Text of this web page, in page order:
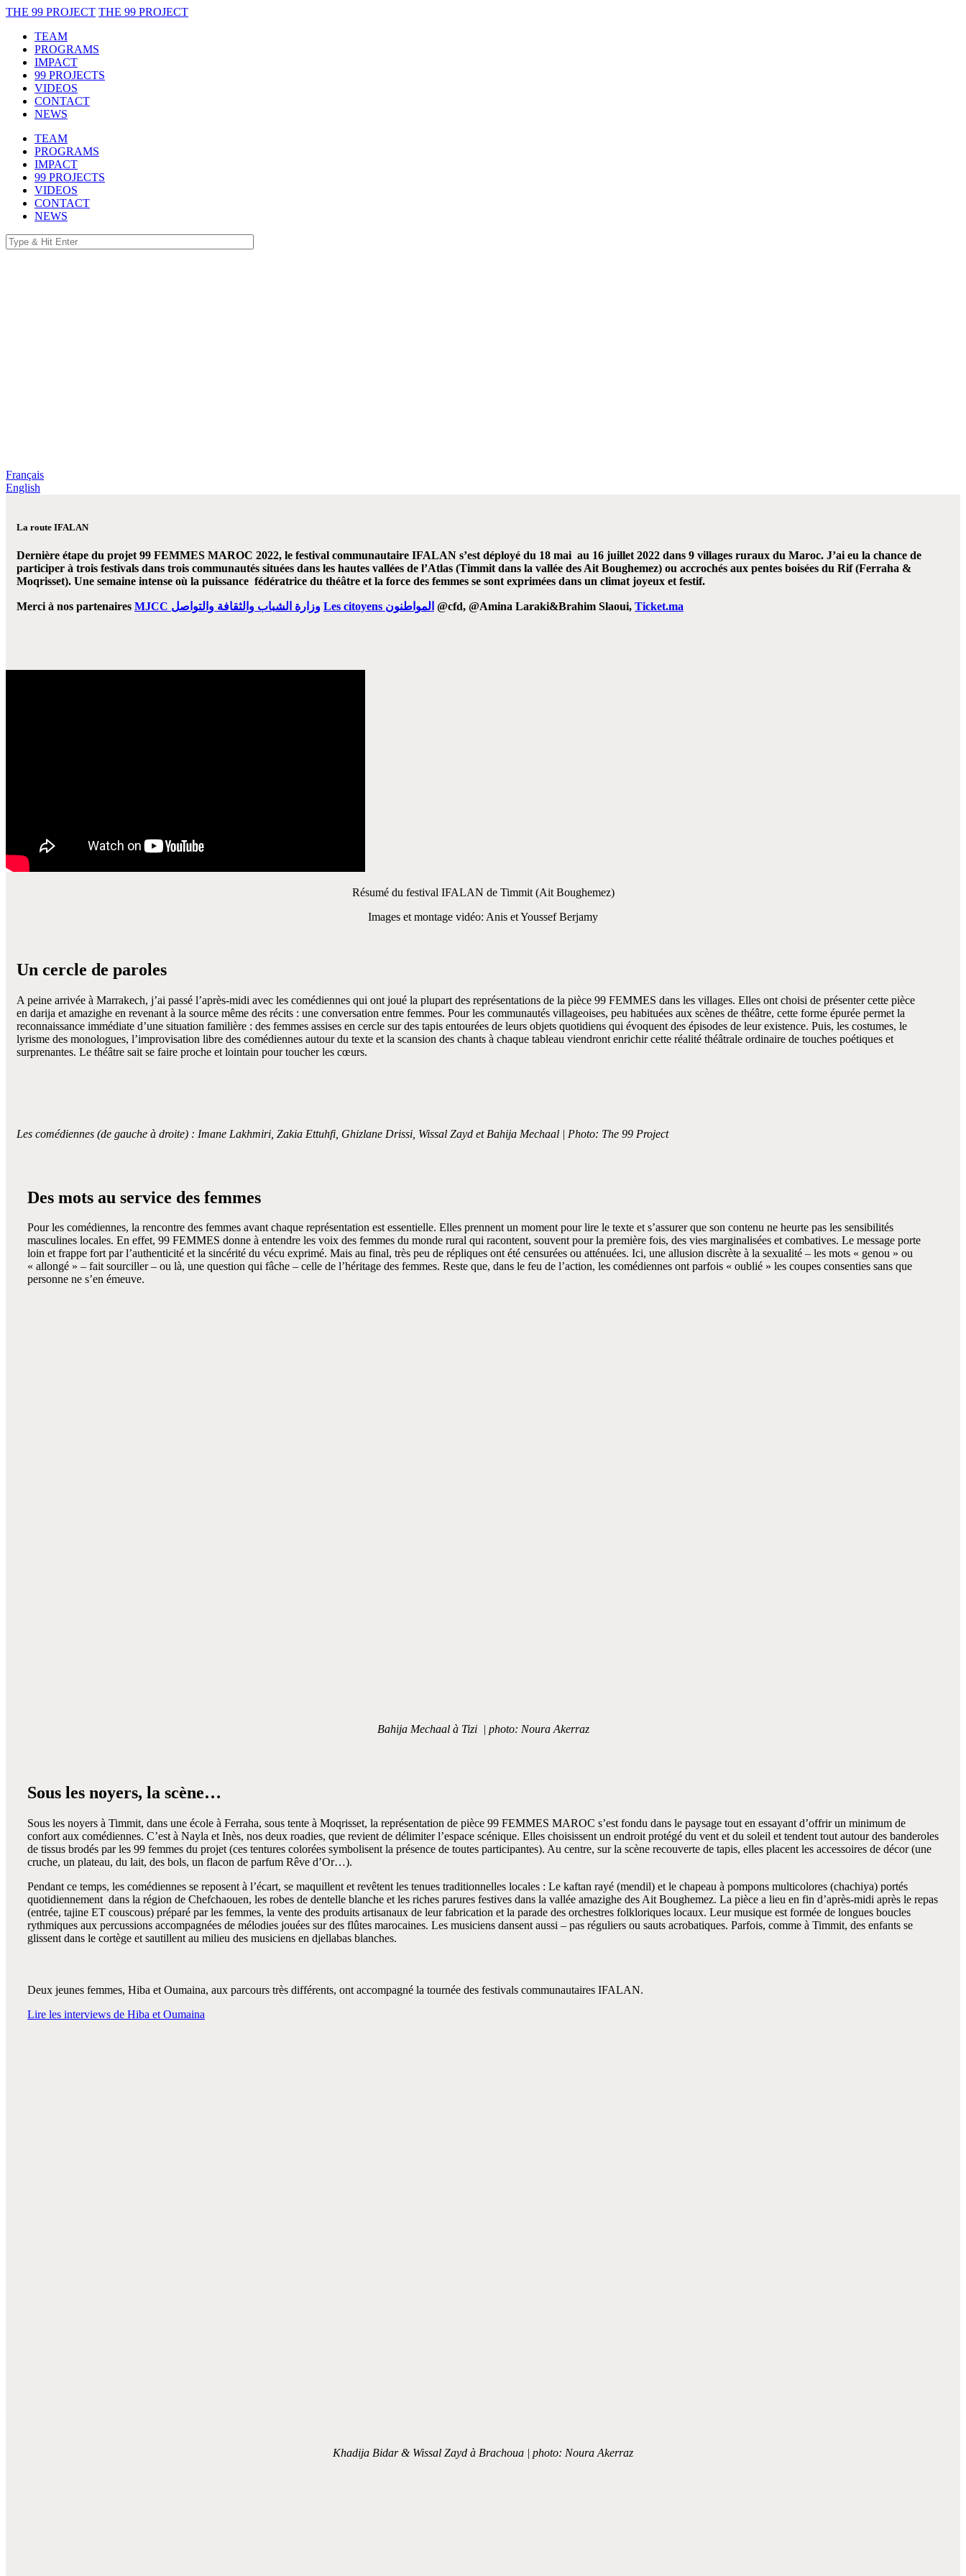
THE 99 PROJECT THE 99 PROJECT
TEAM
PROGRAMS
IMPACT
99 PROJECTS
VIDEOS
CONTACT
NEWS
TEAM
PROGRAMS
IMPACT
99 PROJECTS
VIDEOS
CONTACT
NEWS
Français
English
La route IFALAN
Dernière étape du projet 99 FEMMES MAROC 2022, le festival communautaire IFALAN s’est déployé du 18 mai au 16 juillet 2022 dans 9 villages ruraux du Maroc. J’ai eu la chance de
participer à trois festivals dans trois communautés situées dans les hautes vallées de l’Atlas (Timmit dans la vallée des Ait Boughemez) ou accrochés aux pentes boisées du Rif (Ferraha &
Moqrisset). Une semaine intense où la puissance fédératrice du théâtre et la force des femmes se sont exprimées dans un climat joyeux et festif.
Merci à nos partenaires MJCC وزارة الشباب والثقافة والتواصل Les citoyens المواطنون @cfd, @Amina Laraki&Brahim Slaoui, Ticket.ma
Résumé du festival IFALAN de Timmit (Ait Boughemez)
Images et montage vidéo: Anis et Youssef Berjamy
Un cercle de paroles
A peine arrivée à Marrakech, j’ai passé l’après-midi avec les comédiennes qui ont joué la plupart des représentations de la pièce 99 FEMMES dans les villages. Elles ont choisi de présenter cette pièce
en darija et amazighe en revenant à la source même des récits : une conversation entre femmes. Pour les communautés villageoises, peu habituées aux scènes de théâtre, cette forme épurée permet la
reconnaissance immédiate d’une situation familière : des femmes assises en cercle sur des tapis entourées de leurs objets quotidiens qui évoquent des épisodes de leur existence. Puis, les costumes, le
lyrisme des monologues, l’improvisation libre des comédiennes autour du texte et la scansion des chants à chaque tableau viendront enrichir cette réalité théâtrale ordinaire de touches poétiques et
surprenantes. Le théâtre sait se faire proche et lointain pour toucher les cœurs.
Les comédiennes (de gauche à droite) : Imane Lakhmiri, Zakia Ettuhfi, Ghizlane Drissi, Wissal Zayd et Bahija Mechaal | Photo: The 99 Project
Des mots au service des femmes
Pour les comédiennes, la rencontre des femmes avant chaque représentation est essentielle. Elles prennent un moment pour lire le texte et s’assurer que son contenu ne heurte pas les sensibilités
masculines locales. En effet, 99 FEMMES donne à entendre les voix des femmes du monde rural qui racontent, souvent pour la première fois, des vies marginalisées et combatives. Le message porte
loin et frappe fort par l’authenticité et la sincérité du vécu exprimé. Mais au final, très peu de répliques ont été censurées ou atténuées. Ici, une allusion discrète à la sexualité – les mots « genou » ou
« allongé » – fait sourciller – ou là, une question qui fâche – celle de l’héritage des femmes. Reste que, dans le feu de l’action, les comédiennes ont parfois « oublié » les coupes consenties sans que
personne ne s’en émeuve.
Bahija Mechaal à Tizi | photo: Noura Akerraz
Sous les noyers, la scène…
Sous les noyers à Timmit, dans une école à Ferraha, sous tente à Moqrisset, la représentation de pièce 99 FEMMES MAROC s’est fondu dans le paysage tout en essayant d’offrir un minimum de
confort aux comédiennes. C’est à Nayla et Inès, nos deux roadies, que revient de délimiter l’espace scénique. Elles choisissent un endroit protégé du vent et du soleil et tendent tout autour des banderoles
de tissus brodés par les 99 femmes du projet (ces tentures colorées symbolisent la présence de toutes participantes). Au centre, sur la scène recouverte de tapis, elles placent les accessoires de décor (une
cruche, un plateau, du lait, des bols, un flacon de parfum Rêve d’Or…).
Pendant ce temps, les comédiennes se reposent à l’écart, se maquillent et revêtent les tenues traditionnelles locales : Le kaftan rayé (mendil) et le chapeau à pompons multicolores (chachiya) portés
quotidiennement dans la région de Chefchaouen, les robes de dentelle blanche et les riches parures festives dans la vallée amazighe des Ait Boughemez. La pièce a lieu en fin d’après-midi après le repas
(entrée, tajine ET couscous) préparé par les femmes, la vente des produits artisanaux de leur fabrication et la parade des orchestres folkloriques locaux. Leur musique est formée de longues boucles
rythmiques aux percussions accompagnées de mélodies jouées sur des flûtes marocaines. Les musiciens dansent aussi – pas réguliers ou sauts acrobatiques. Parfois, comme à Timmit, des enfants se
glissent dans le cortège et sautillent au milieu des musiciens en djellabas blanches.
Deux jeunes femmes, Hiba et Oumaina, aux parcours très différents, ont accompagné la tournée des festivals communautaires IFALAN.
Lire les interviews de Hiba et Oumaina
Khadija Bidar & Wissal Zayd à Brachoua | photo: Noura Akerraz